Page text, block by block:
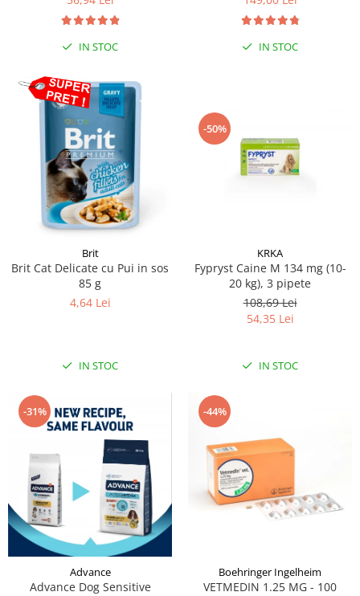
IN STOC IN STOC
Brit
Brit Cat Delicate cu Pui in sos
85 g
4,64 Lei
IN STOC
-50%
KRKA
Fypryst Caine M 134 mg (10-
20 kg), 3 pipete
108,69 Lei
54,35 Lei
IN STOC
-31%
Advance
Advance Dog Sensitive
-44%
Boehringer Ingelheim
VETMEDIN 1.25 MG - 100